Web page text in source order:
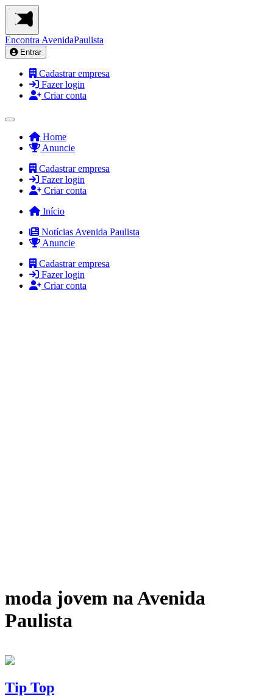
Encontra AvenidaPaulista
Entrar
Cadastrar empresa
Fazer login
Criar conta
Home
Anuncie
Cadastrar empresa
Fazer login
Criar conta
Início
Notícias Avenida Paulista
Anuncie
Cadastrar empresa
Fazer login
Criar conta
moda jovem na Avenida
Paulista
Tip Top